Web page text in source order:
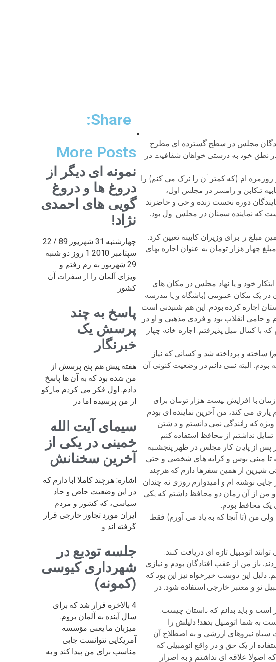
مجلس در سطح گسترده ای مطرح
نطق خود به درستی خواهان شفافیت در
ام (که کمتر آن را ترک می کنم) را
تنکابن و رامسر در مجلس اول،
دوره نخست زنده و حی و حاضرند
که نماینده سمنان در مجلس اول بود.
را برای وزیران کابینه تعیین کرد.
چهار هزار تومان به عنوان اجاره بهای
خود و یا نهاد مجلس در مکان های
در یک مکان عمومی (باشگاه و یا مدرسه
اجاره کرده بودم. این هم شنیدنی است
حامی انقلاب بود و فردی مذهبی و او در
با کمال میل پذیرفتم. اجاره خانه چهار
و پرداخته شد و کسانی که نیاز
ولی من تا پایان مجلس (در واقع تا پایان شهریور 63) در همان خانه بودم. البته نمی دانم در وضعیت کنونی آن
با افزایش بیست هزار تومان برای
می کند، من آخرین نماینده ای بودم
به ویژه که رانندگی نمی دانستم و داشتن
نداشتم از محافظ استفاده کنم
پس از پایان کار مجلس در ظهر پنجشنبه
تا مینی بوس و کرایه های شخصی و حتی
شیرین از همین سفرها دارم که هرچند
نوشته ام و امیدوارم روزی نه چندان
در نظر گرفته شد و من از آن زمان دو محافظ داشتم که یکی
یک محافظ بودم.
من (تا آنجا که به یاد می آورم) فقط
اتومبیل تازه ای دریافت کنند.
باز من از عقب افتادگان بودم و نیازی
دلیل این دوست خیرخواه نیز این بود که
نو و معتبر خارجی استفاده شود. در
و باید بدانم که داستان چیست.
به شما اتومبیل بدهد! دلیلش را
نیروهای ارزشی و به اصطلاح آن
از یک حق و در واقع اتومبیلی که
اصولا علاقه ای نداشتم و به اصرار
Share:
More Posts
نمونه ای دیگر از
دروغ ها و دروغ
گویی های احمدی
نژاد!
چهارشنبه 31 شهریور 89 / 22
سپتامبر 2010 1 روز دو شنبه
29 شهریور به رم رفتم و
ویزای آلمان را از سفرات آن
کشور
پاسخ به چند
پرسش یک
خبرنگار
هفته پیش هم پنج پرسش از
من شده بود که به آن ها پاسخ
دادم. اول فکر می کردم مارکو
از من پرسیده اما در
سیمای آیت الله
خمینی در یکی از
آخرین سخنانش
اشاره: هرچند کاملا ابا دارم که
در این وضعیت خاص و حاد
سیاسی، که کشور و مردم
ایران مورد تجاوز خارجی قرار
گرفته اند و
جلسه تودیع در
شهرداری کیوسی
(کمونه)
4 بالاخره قرار شد که برای
سال آینده به آلمان بروم.
میزبان ما یعنی مؤسسه
آمریکایی نتوانست جایی
مناسب برای من پیدا کند و به